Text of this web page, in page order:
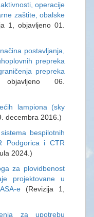
operacije
zaštite, obalske
1, objavljeno 01.
postavljanja,
prepreka
prepreka
06.
lampiona (sky
decembra 2016.)
bespilotnih
Podgorica i CTR
2024.)
za plovidbenost
projektovane u
e (Revizija 1,
za upotrebu